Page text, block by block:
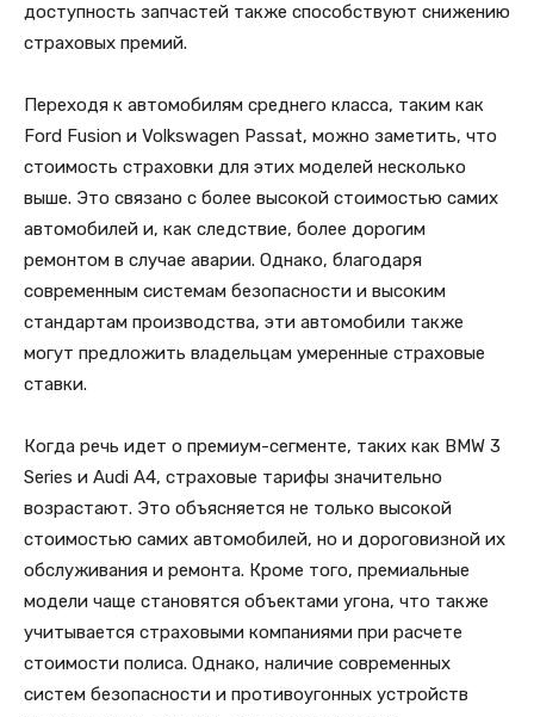
доступность запчастей также способствуют снижению
страховых премий.
Переходя к автомобилям среднего класса, таким как
Ford Fusion и Volkswagen Passat, можно заметить, что
стоимость страховки для этих моделей несколько
выше. Это связано с более высокой стоимостью самих
автомобилей и, как следствие, более дорогим
ремонтом в случае аварии. Однако, благодаря
современным системам безопасности и высоким
стандартам производства, эти автомобили также
могут предложить владельцам умеренные страховые
ставки.
Когда речь идет о премиум-сегменте, таких как BMW 3
Series и Audi A4, страховые тарифы значительно
возрастают. Это объясняется не только высокой
стоимостью самих автомобилей, но и дороговизной их
обслуживания и ремонта. Кроме того, премиальные
модели чаще становятся объектами угона, что также
учитывается страховыми компаниями при расчете
стоимости полиса. Однако, наличие современных
систем безопасности и противоугонных устройств